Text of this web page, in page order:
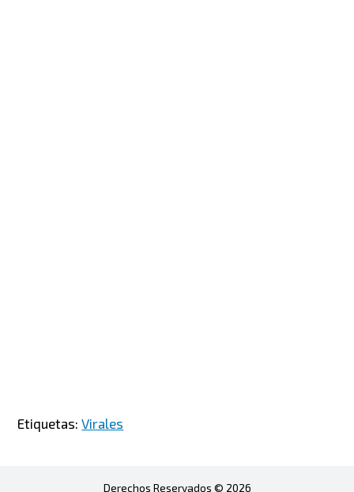
Etiquetas:Virales
Derechos Reservados © 2026